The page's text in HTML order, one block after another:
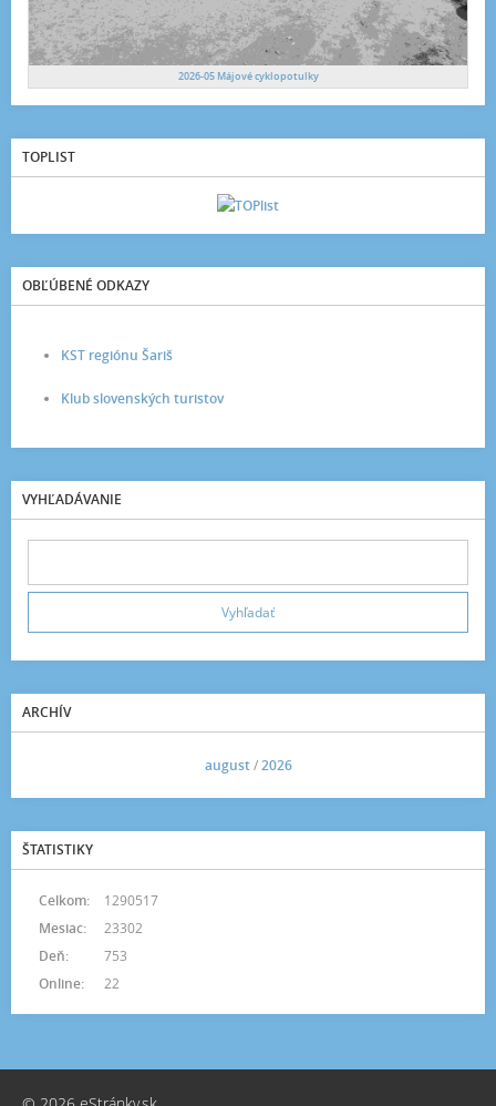
2026-05 Májové cyklopotulky
TOPLIST
OBĽÚBENÉ ODKAZY
KST regiónu Šariš
Klub slovenských turistov
VYHĽADÁVANIE
ARCHÍV
august/2026
ŠTATISTIKY
Online: 22
Celkom:
1290517
Mesiac:
23302
Deň:
753